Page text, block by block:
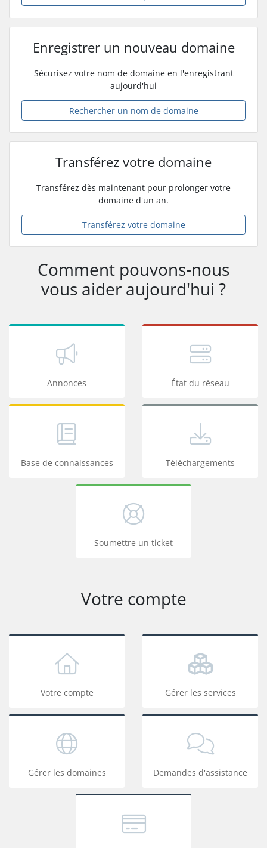
Enregistrer un nouveau domaine
Sécurisez votre nom de domaine en l'enregistrant
aujourd'hui
Rechercher un nom de domaine
Transférez votre domaine
Transférez dès maintenant pour prolonger votre
domaine d'un an.
Transférez votre domaine
Comment pouvons-nous
vous aider aujourd'hui ?
Annonces État du réseau
Base de connaissances Téléchargements
Soumettre un ticket
Votre compte
Votre compte Gérer les services
Gérer les domaines Demandes d'assistance